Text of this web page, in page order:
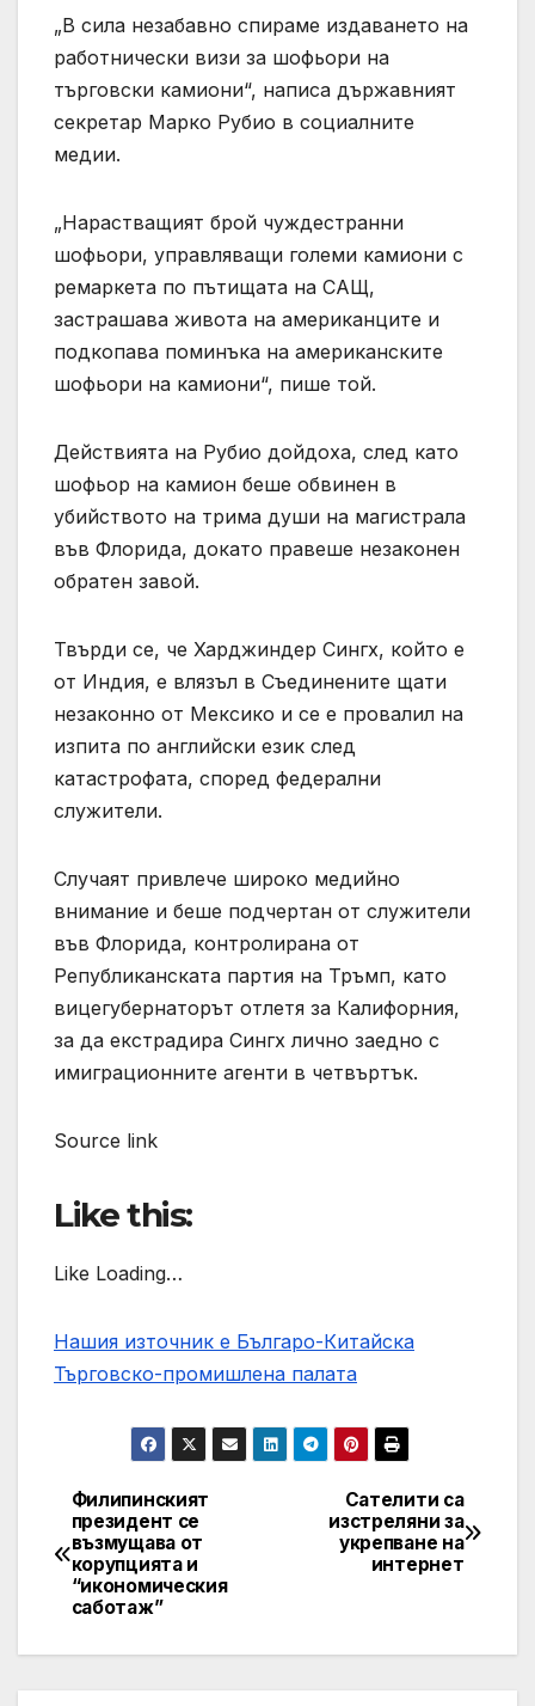
„В сила незабавно спираме издаването на
работнически визи за шофьори на
търговски камиони“, написа държавният
секретар Марко Рубио в социалните
медии.
„Нарастващият брой чуждестранни
шофьори, управляващи големи камиони с
ремаркета по пътищата на САЩ,
застрашава живота на американците и
подкопава поминъка на американските
шофьори на камиони“, пише той.
Действията на Рубио дойдоха, след като
шофьор на камион беше обвинен в
убийството на трима души на магистрала
във Флорида, докато правеше незаконен
обратен завой.
Твърди се, че Харджиндер Сингх, който е
от Индия, е влязъл в Съединените щати
незаконно от Мексико и се е провалил на
изпита по английски език след
катастрофата, според федерални
служители.
Случаят привлече широко медийно
внимание и беше подчертан от служители
във Флорида, контролирана от
Републиканската партия на Тръмп, като
вицегубернаторът отлетя за Калифорния,
за да екстрадира Сингх лично заедно с
имиграционните агенти в четвъртък.
Source link
Like this:
Like Loading…
Нашия източник е Българо-Китайска
Търговско-промишлена палaта
Post
navigation
Сателити са
изстреляни за
укрепване на
интернет
Филипинският
президент се
възмущава от
корупцията и
“икономическия
саботаж”